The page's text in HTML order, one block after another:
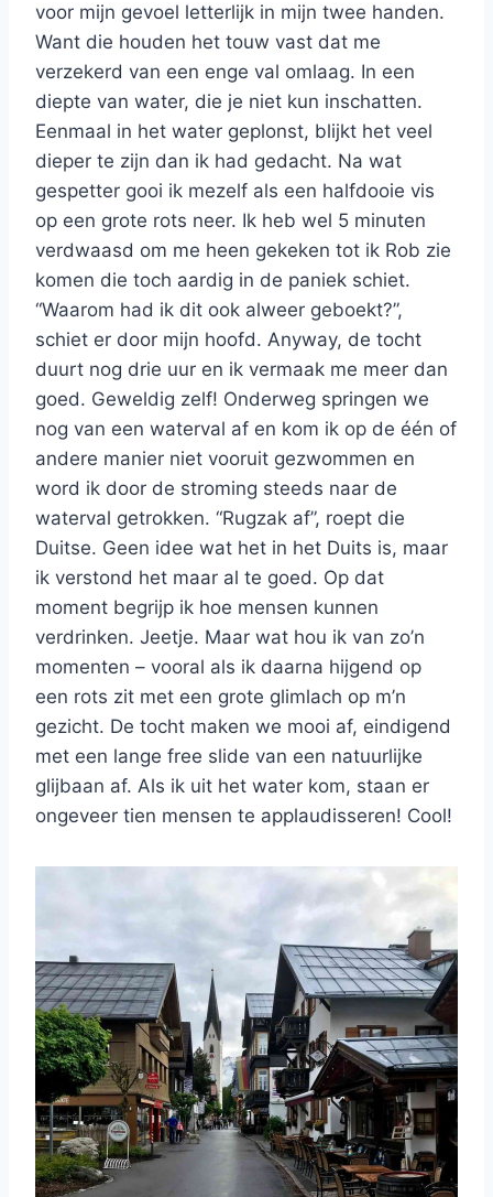
voor mijn gevoel letterlijk in mijn twee handen.
Want die houden het touw vast dat me
verzekerd van een enge val omlaag. In een
diepte van water, die je niet kun inschatten.
Eenmaal in het water geplonst, blijkt het veel
dieper te zijn dan ik had gedacht. Na wat
gespetter gooi ik mezelf als een halfdooie vis
op een grote rots neer. Ik heb wel 5 minuten
verdwaasd om me heen gekeken tot ik Rob zie
komen die toch aardig in de paniek schiet.
“Waarom had ik dit ook alweer geboekt?”,
schiet er door mijn hoofd. Anyway, de tocht
duurt nog drie uur en ik vermaak me meer dan
goed. Geweldig zelf! Onderweg springen we
nog van een waterval af en kom ik op de één of
andere manier niet vooruit gezwommen en
word ik door de stroming steeds naar de
waterval getrokken. “Rugzak af”, roept die
Duitse. Geen idee wat het in het Duits is, maar
ik verstond het maar al te goed. Op dat
moment begrijp ik hoe mensen kunnen
verdrinken. Jeetje. Maar wat hou ik van zo’n
momenten – vooral als ik daarna hijgend op
een rots zit met een grote glimlach op m’n
gezicht. De tocht maken we mooi af, eindigend
met een lange free slide van een natuurlijke
glijbaan af. Als ik uit het water kom, staan er
ongeveer tien mensen te applaudisseren! Cool!